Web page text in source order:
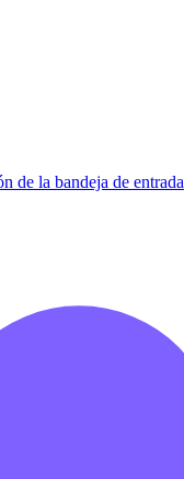
de la bandeja de entrada